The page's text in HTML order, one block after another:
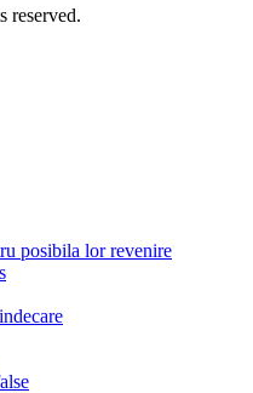
reserved.
posibila lor revenire